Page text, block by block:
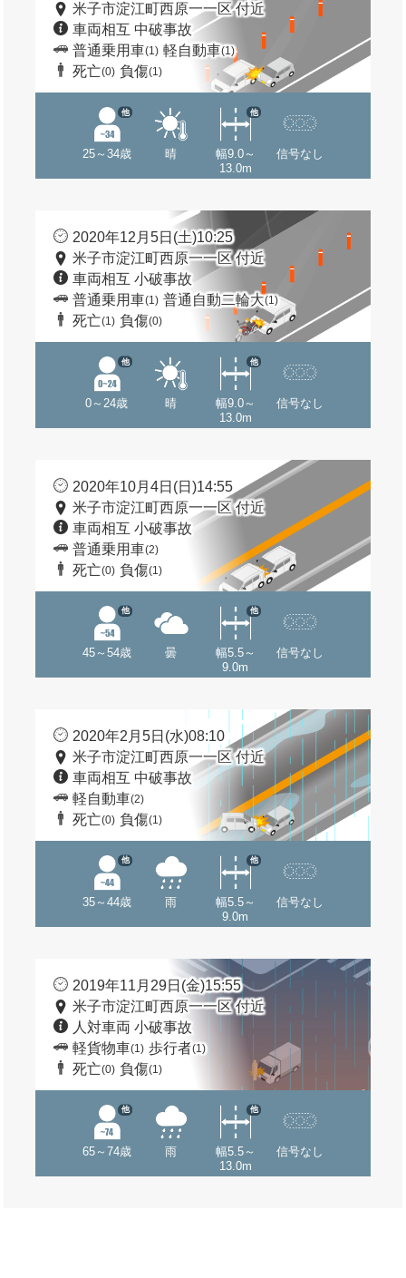
米子市淀江町西原一一区 付近
車両相互 中破事故
普通乗用車(1) 軽自動車(1)
死亡(0) 負傷(1)
25～34歳
他
晴
幅9.0～
13.0m
他
信号なし
2020年12月5日(土)10:25
米子市淀江町西原一一区 付近
車両相互 小破事故
普通乗用車(1) 普通自動二輪大(1)
死亡(1) 負傷(0)
0～24歳
他
晴
幅9.0～
13.0m
他
信号なし
2020年10月4日(日)14:55
米子市淀江町西原一一区 付近
車両相互 小破事故
普通乗用車(2)
死亡(0) 負傷(1)
45～54歳
他
曇
幅5.5～
9.0m
他
信号なし
2020年2月5日(水)08:10
米子市淀江町西原一一区 付近
車両相互 中破事故
軽自動車(2)
死亡(0) 負傷(1)
35～44歳
他
雨
幅5.5～
9.0m
他
信号なし
2019年11月29日(金)15:55
米子市淀江町西原一一区 付近
人対車両 小破事故
軽貨物車(1) 歩行者(1)
死亡(0) 負傷(1)
65～74歳
他
雨
幅5.5～
13.0m
他
信号なし